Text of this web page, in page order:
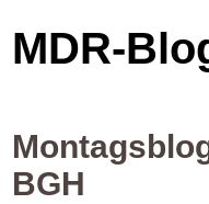
MDR-
BGH